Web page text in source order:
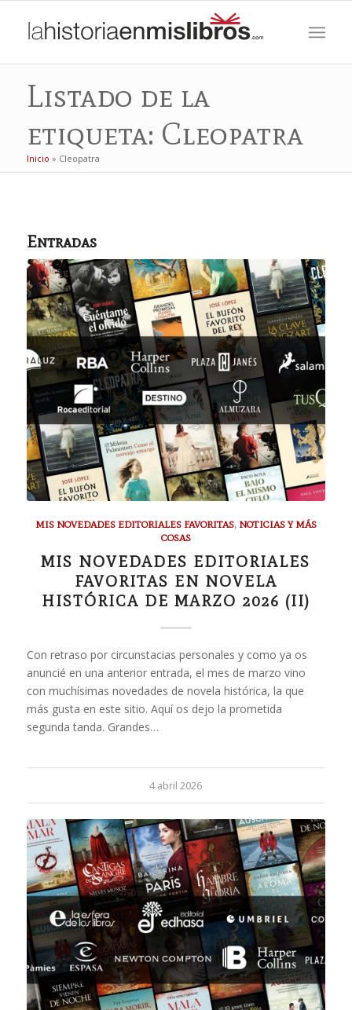
Listado de la
etiqueta: Cleopatra
Inicio » Cleopatra
Entradas
MIS NOVEDADES EDITORIALES FAVORITAS, NOTICIAS Y MÁS
COSAS
MIS NOVEDADES EDITORIALES
FAVORITAS EN NOVELA
HISTÓRICA DE MARZO 2026 (II)
Con retraso por circunstacias personales y como ya os
anuncié en una anterior entrada, el mes de marzo vino
con muchísimas novedades de novela histórica, la que
más gusta en este sitio. Aquí os dejo la prometida
segunda tanda. Grandes…
4 abril 2026